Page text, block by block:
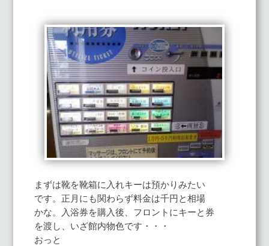
まずは靴を靴箱に入れキーは預かりみたい
です。正月にも関わらず料金は千円と相場
かな。入浴券を購入後、フロントにキーと券
を渡し、いざ館内物色です・・・
おっと